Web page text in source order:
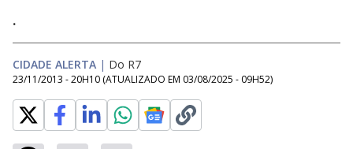
.
CIDADE ALERTA | Do R7
23/11/2013 - 20H10 (ATUALIZADO EM 03/08/2025 - 09H52)